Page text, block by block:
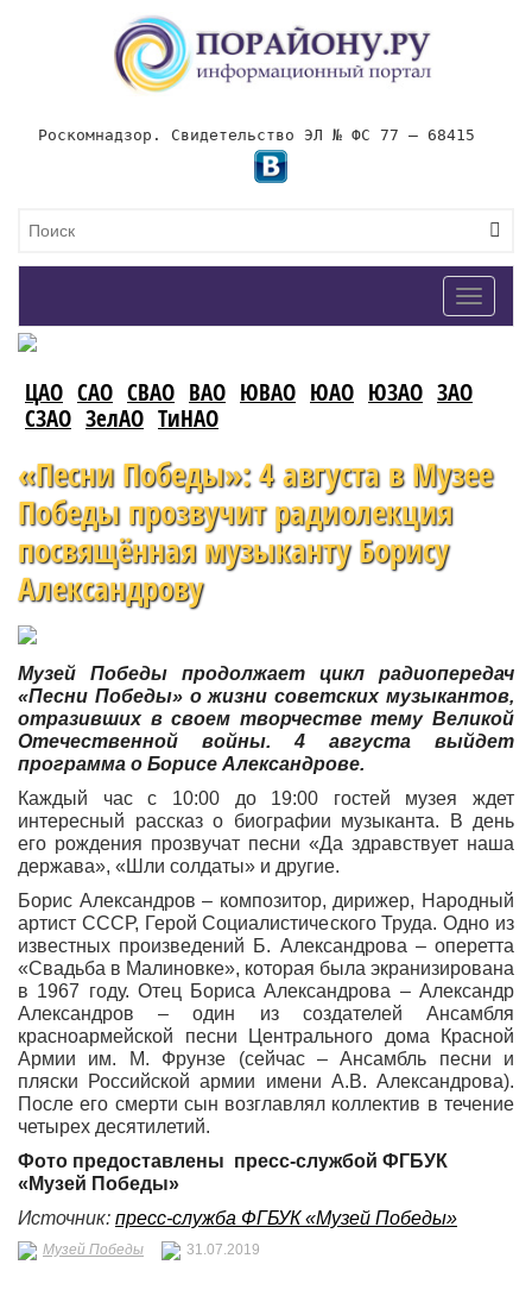
Роскомнадзор. Свидетельство ЭЛ № ФС 77 – 68415
Toggle
ЦАО САО СВАО ВАО ЮВАО ЮАО ЮЗАО ЗАО
СЗАО ЗелАО ТиНАО
«Песни Победы»: 4 августа в Музее
Победы прозвучит радиолекция
посвящённая музыканту Борису
Александрову
Музей Победы продолжает цикл радиопередач
«Песни Победы» о жизни советских музыкантов,
отразивших в своем творчестве тему Великой
Отечественной войны. 4 августа выйдет
программа о Борисе Александрове.
Каждый час с 10:00 до 19:00 гостей музея ждет
интересный рассказ о биографии музыканта. В день
его рождения прозвучат песни «Да здравствует наша
держава», «Шли солдаты» и другие.
Борис Александров – композитор, дирижер, Народный
артист СССР, Герой Социалистического Труда. Одно из
известных произведений Б. Александрова – оперетта
«Свадьба в Малиновке», которая была экранизирована
в 1967 году. Отец Бориса Александрова – Александр
Александров – один из создателей Ансамбля
красноармейской песни Центрального дома Красной
Армии им. М. Фрунзе (сейчас – Ансамбль песни и
пляски Российской армии имени А.В. Александрова).
После его смерти сын возглавлял коллектив в течение
четырех десятилетий.
Фото предоставлены пресс-службой ФГБУК
«Музей Победы»
Источник: пресс-служба ФГБУК «Музей Победы»
Музей Победы 31.07.2019